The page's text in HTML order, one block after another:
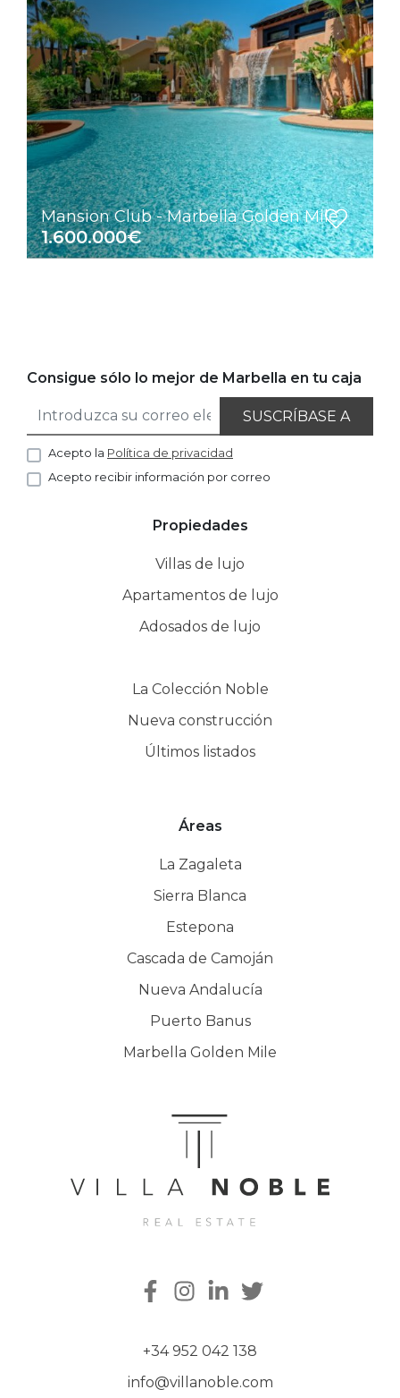
Mansion Club - Marbella Golden Mile
1.600.000€
Consigue sólo lo mejor de Marbella en tu caja
SUSCRÍBASE A
Acepto la Política de privacidad
Acepto recibir información por correo
Propiedades
Villas de lujo
Apartamentos de lujo
Adosados de lujo
La Colección Noble
Nueva construcción
Últimos listados
Áreas
La Zagaleta
Sierra Blanca
Estepona
Cascada de Camoján
Nueva Andalucía
Puerto Banus
Marbella Golden Mile
+34 952 042 138
info@villanoble.com